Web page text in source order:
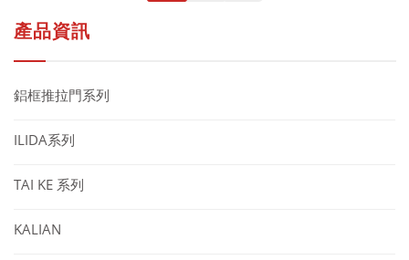
產品資訊
鋁框推拉門系列
ILIDA系列
TAI KE 系列
KALIAN